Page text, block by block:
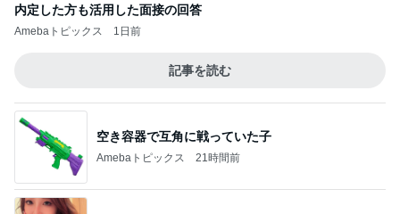
内定した方も活用した面接の回答
Amebaトピックス 1日前
記事を読む
空き容器で互角に戦っていた子
Amebaトピックス 21時間前